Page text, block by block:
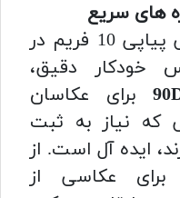
های سریع
با سرعت عکاسی پیاپی 10 فریم در
خودکار دقیق،
برای عکاسان
که نیاز به ثبت
ایده آل است. از
عکاسی از